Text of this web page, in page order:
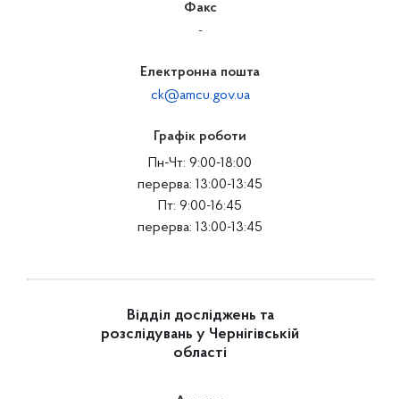
Факс
-
Електронна пошта
ck@amcu.gov.ua
Графік роботи
Пн-Чт: 9:00-18:00
перерва: 13:00-13:45
Пт: 9:00-16:45
перерва: 13:00-13:45
Відділ досліджень та
розслідувань у Чернігівській
області